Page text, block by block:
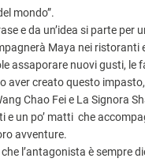
mondo”.
e da un’idea si parte per
Maya nei ristoranti
assaporare nuovi gusti, le
aver creato questo
Chao Fei e La Signora
e un po’ matti che
avventure.
l’antagonista è sempre